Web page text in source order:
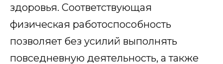
здоровья. Соответствующая
физическая работоспособность
позволяет без усилий выполнять
повседневную деятельность, а также